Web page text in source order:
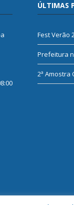
ÚLTIMAS
Fest Verão
Prefeitura
2ª Amostra